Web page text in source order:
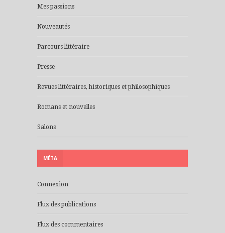
Mes passions
Nouveautés
Parcours littéraire
Presse
Revues littéraires, historiques et philosophiques
Romans et nouvelles
Salons
MÉTA
Connexion
Flux des publications
Flux des commentaires